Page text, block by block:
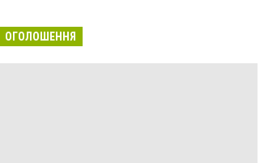
ОГОЛОШЕННЯ